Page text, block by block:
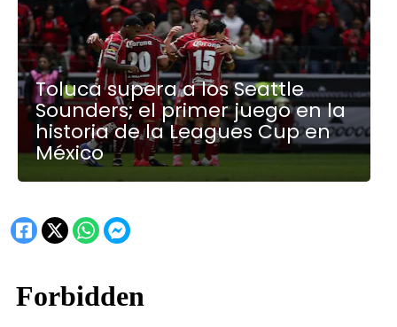
Toluca supera a los Seattle
Sounders; el primer juego en la
historia de la Leagues Cup en
México